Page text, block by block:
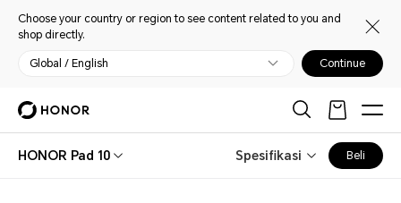
Choose your country or region to see content related to you and
shop directly.
Global / English Continue
HONOR Pad 10 Spesifikasi Beli